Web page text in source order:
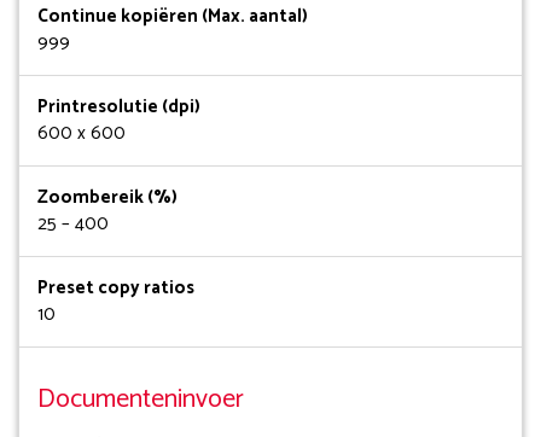
Continue kopiëren (Max. aantal)
999
Printresolutie (dpi)
600 x 600
Zoombereik (%)
25 – 400
Preset copy ratios
10
Documenteninvoer